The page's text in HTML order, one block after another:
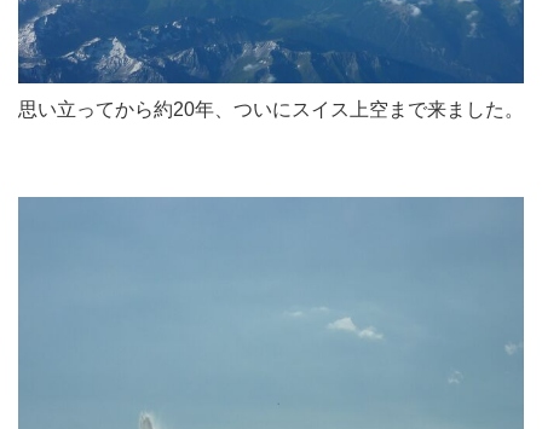
思い立ってから約20年、ついにスイス上空まで来ました。